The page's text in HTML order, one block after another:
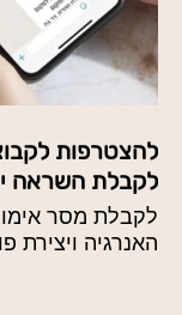
להצטרפות
לקבלת השראה
לקבלת מסר
האנרגיה ויצירת